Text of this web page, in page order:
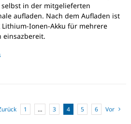
in der mitgelieferten
aufladen. Nach dem Aufladen ist
Lithium-Ionen-Akku für mehrere
einsazbereit.
1 … 3 4 5 6 Vor